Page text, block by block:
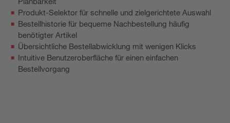
Produkt-Selektor für schnelle und zielgerichtete Auswahl
Bestellhistorie für bequeme Nachbestellung häufig
benötigter Artikel
Übersichtliche Bestellabwicklung mit wenigen Klicks
Intuitive Benutzeroberfläche für einen einfachen
Bestellvorgang